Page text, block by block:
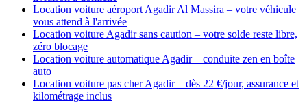
Location voiture aéroport Agadir Al Massira – votre véhicule
vous attend à l'arrivée
Location voiture Agadir sans caution – votre solde reste libre,
zéro blocage
Location voiture automatique Agadir – conduite zen en boîte
auto
Location voiture pas cher Agadir – dès 22 €/jour, assurance et
kilométrage inclus